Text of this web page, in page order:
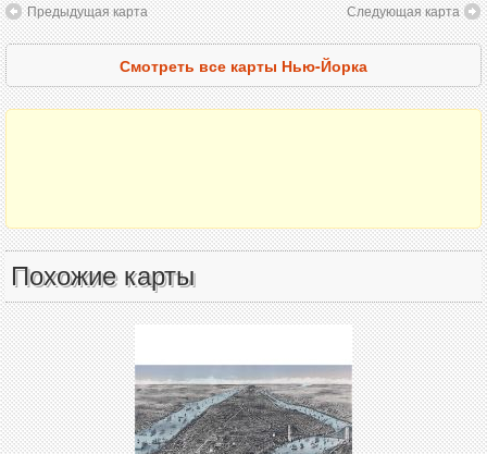
Предыдущая карта Следующая карта
Смотреть все карты Нью-Йорка
Похожие карты